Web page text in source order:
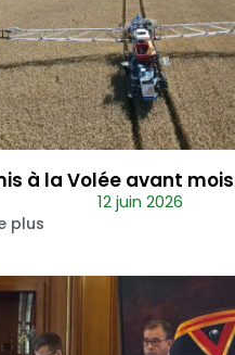
à la Volée avant
12 juin 2026
plus